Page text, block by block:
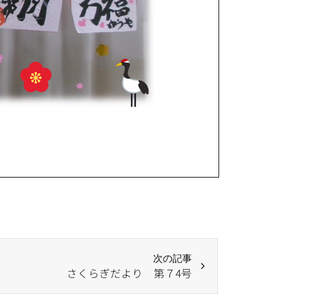
次の記事
さくらぎだより 第７4号